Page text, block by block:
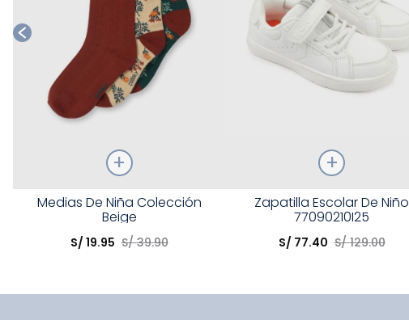
Talla
Elige una opción
Medias De Niña Colección
Beige
S/ 19.95 S/ 39.90
Elige una opción
Zapatilla Escolar De Niño
77090210I25
S/ 77.40 S/ 129.00